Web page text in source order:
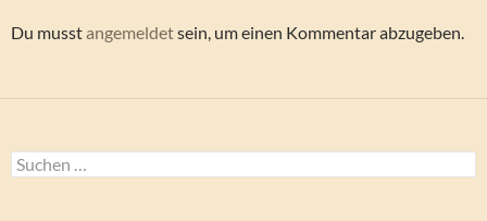
Du musstangemeldetsein, um einen Kommentar abzugeben.
Suchen
nach: